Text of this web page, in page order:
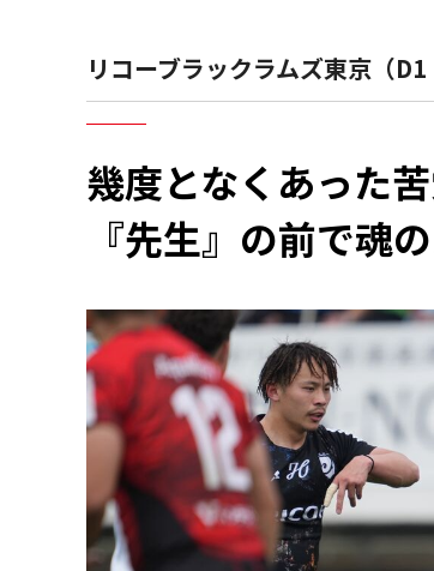
リコーブラックラムズ東京（D1
幾度となくあった苦
『先生』の前で魂